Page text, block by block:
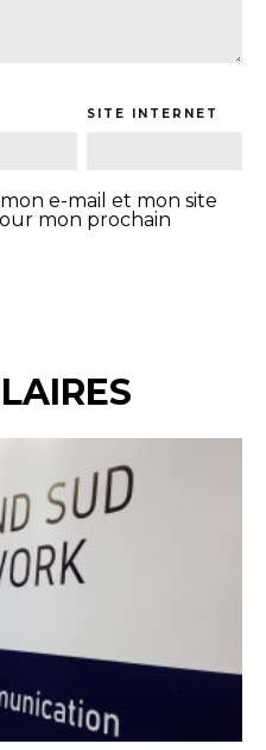
SITE INTERNET
e-mail et mon site
mon prochain